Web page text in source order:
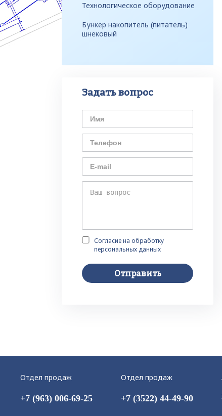
Технологическое оборудование
Бункер накопитель (питатель)
шнековый
Задать вопрос
Согласие на обработку
персональных данных
Отправить
Отдел продаж
+7 (963) 006-69-25
Отдел продаж
+7 (3522) 44-49-90